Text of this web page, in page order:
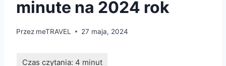
minute na 2024 rok
Przez meTRAVEL 27 maja, 2024